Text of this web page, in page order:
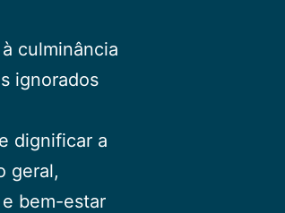
culminância
ignorados
dignificar a
geral,
bem-estar